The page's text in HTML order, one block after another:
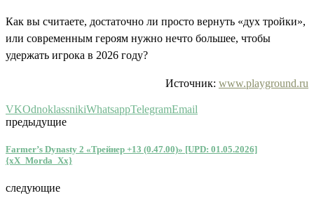
Как вы считаете, достаточно ли просто вернуть «дух тройки»,
или современным героям нужно нечто большее, чтобы
удержать игрока в 2026 году?
Источник: www.playground.ru
VKOdnoklassnikiWhatsappTelegramEmail
предыдущие
Farmer’s Dynasty 2 «Трейнер +13 (0.47.00)» [UPD: 01.05.2026]
{xX_Morda_Xx}
следующие